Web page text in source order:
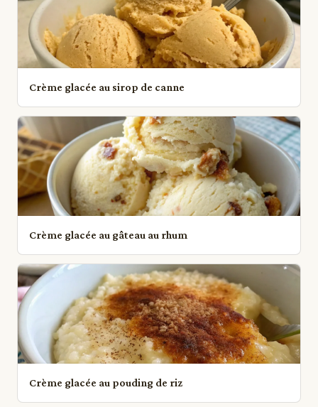
Crème glacée au sirop de canne
Crème glacée au gâteau au rhum
Crème glacée au pouding de riz